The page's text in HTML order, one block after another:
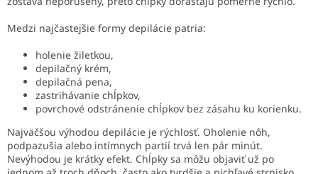
Medzi najčastejšie formy depilácie patria:
holenie žiletkou,
depilačný krém,
depilačná pena,
zastrihávanie chĺpkov,
povrchové odstránenie chĺpkov bez zásahu ku korienku.
Najväčšou výhodou depilácie je rýchlosť. Oholenie nôh,
podpazušia alebo intímnych partií trvá len pár minút.
Nevýhodou je krátky efekt. Chĺpky sa môžu objaviť už po